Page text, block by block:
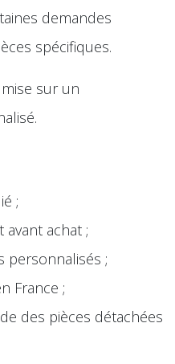
demandes
spécifiques.
mise sur un
;
achat ;
personnalisés ;
France ;
des pièces détachées